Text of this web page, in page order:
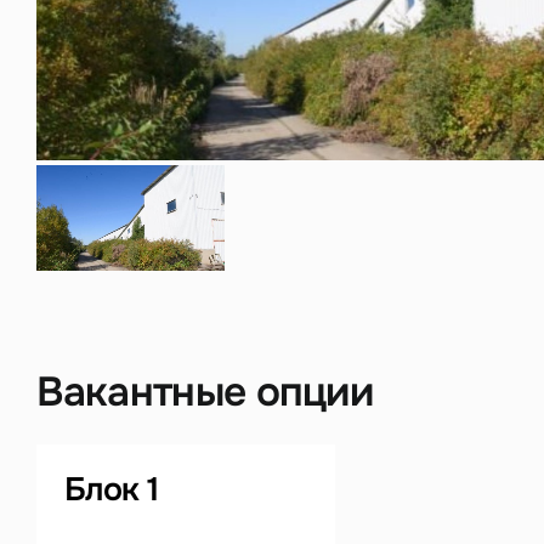
Вакантные опции
Блок 1
данных